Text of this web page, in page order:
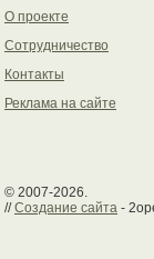
О проекте
Сотрудничество
Контакты
Реклама на сайте
© 2007-2026.
//Создание сайта -